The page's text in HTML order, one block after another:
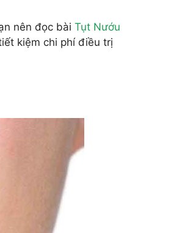
nên đọc bài Tụt Nướu
kiệm chi phí điều trị